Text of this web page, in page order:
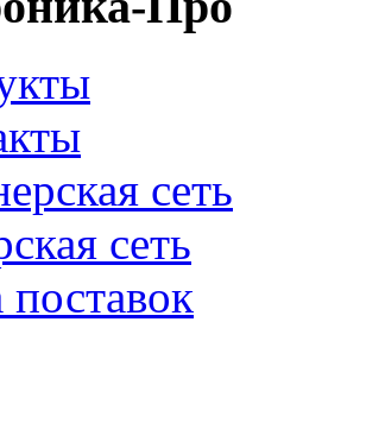
сеть
сеть
поставок